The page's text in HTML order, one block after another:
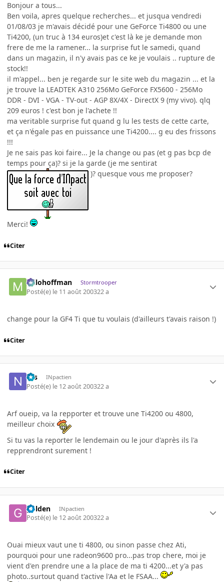
Bonjour a tous...
Ben voila, apres quelque recherches... et jusqua vendredi
01/08/03 je m'avais décidé pour une GeForce Ti4800 ou une
Ti4200, (un truc à 134 euros)et c'est là ke je demande mon
frere de me la ramener... la surprise fut le samedi, quand
dans un magazin, il n'y avais pas ce ke je voulais .. rupture de
stock!!
il m'appel... ben je regarde sur le site web du magazin ... et la
je trouve la LEADTEK A310 256Mo GeForce FX5600 - 256Mo
DDR - DVI - VGA - TV-out - AGP 8X/4X - DirectX 9 (my vivo). qlq
209 euros ! c'est bon je l'achete !!
ma veritable surprise fut quand g lu les tests de cette carte,
et ça n'égale pas en puissance une Ti4200.... g eu des frissons
!!!
Je ne sais pas koi faire... Je la change ou pas (et g pas bcp de
temps pour ça)? si je la garde (je me sentirat
)? quesque vous me proposer?
Merci!
Citer
milohoffman Stormtrooper
Posté(e) le 11 août 200322 a
change pour la GF4 Ti que tu voulais (d'ailleurs t'avais raison !)
Citer
Nis INpactien
Posté(e) le 12 août 200322 a
Arf oueip, va la repporter et trouve une Ti4200 ou 4800,
meilleur choix
Si tu vas la reporter le lendemain ou le jour d'après ils l'a
repprendront surement !
Citer
golden INpactien
Posté(e) le 12 août 200322 a
Ouai mieux vaut une ti 4800, ou sinon passe chez Ati,
pourquoi pour une radeon9600 pro...pas trop chere, moi je
vient d'en prendre une a la place de ma ti 4200...et y'a pas
photo..surtout quand t'active l'Aa et le FSAA...